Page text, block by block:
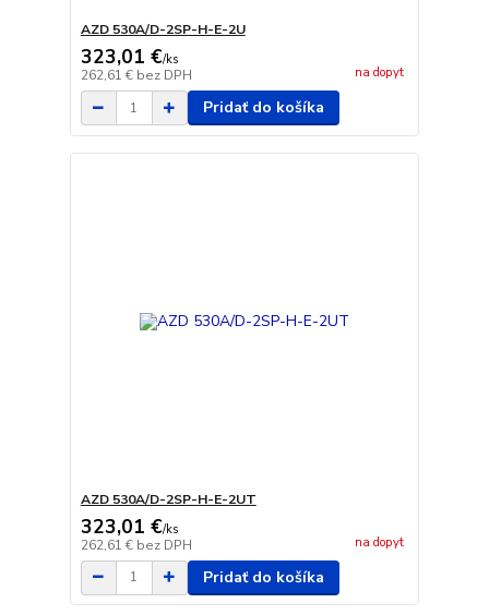
AZD 530A/D-2SP-H-E-2U
323,01 €/ks
262,61 € bez DPH na dopyt
Pridať do košíka
AZD 530A/D-2SP-H-E-2UT
323,01 €/ks
262,61 € bez DPH na dopyt
Pridať do košíka